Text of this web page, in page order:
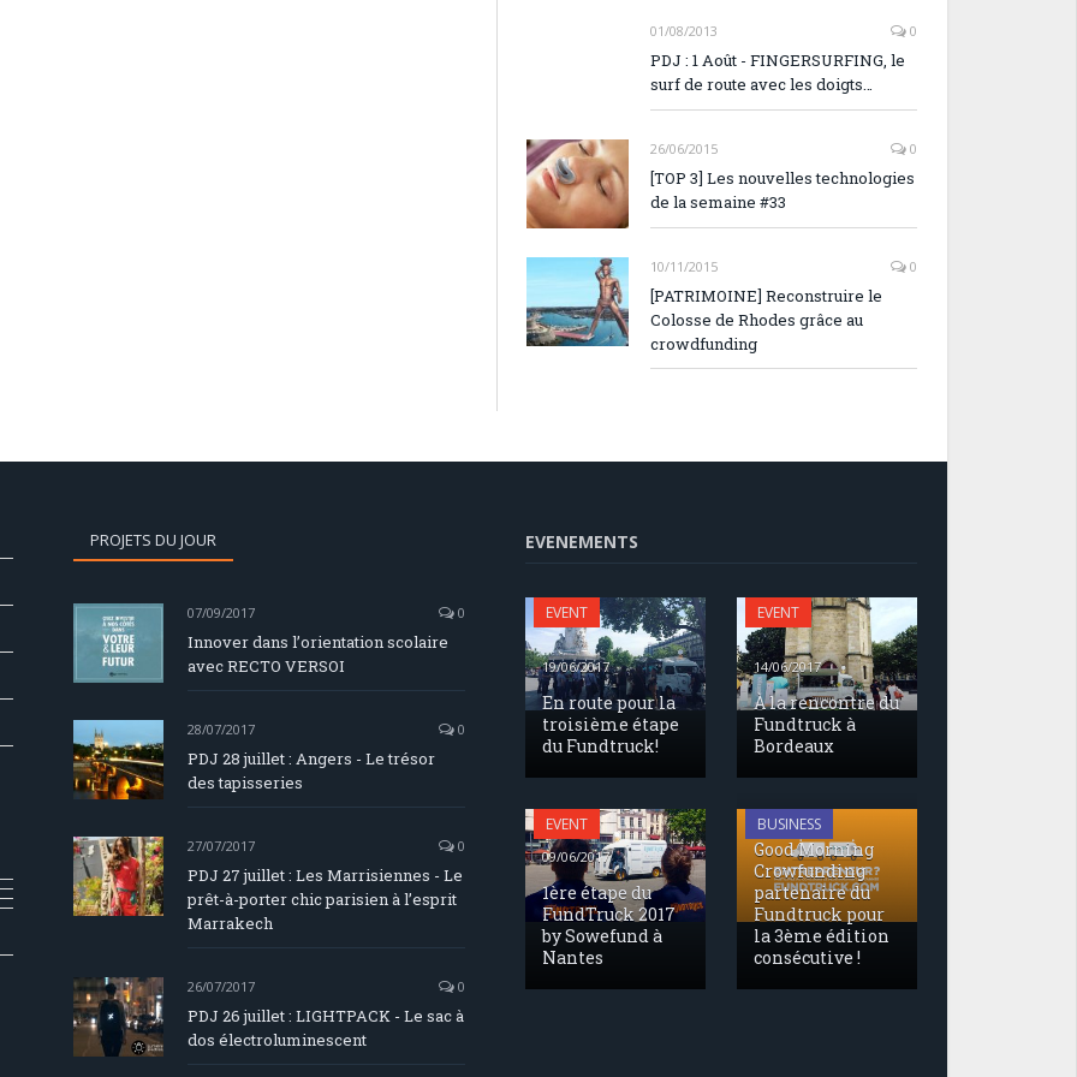
01/08/2013 0
PDJ : 1 Août - FINGERSURFING, le
surf de route avec les doigts…
26/06/2015 0
[TOP 3] Les nouvelles technologies
de la semaine #33
10/11/2015 0
[PATRIMOINE] Reconstruire le
Colosse de Rhodes grâce au
crowdfunding
PROJETS DU JOUR
07/09/2017 0
Innover dans l’orientation scolaire
avec RECTO VERSOI
28/07/2017 0
PDJ 28 juillet : Angers - Le trésor
des tapisseries
27/07/2017 0
PDJ 27 juillet : Les Marrisiennes - Le
prêt-à-porter chic parisien à l’esprit
Marrakech
26/07/2017 0
PDJ 26 juillet : LIGHTPACK - Le sac à
dos électroluminescent
EVENEMENTS
EVENT
19/06/2017
En route pour la
troisième étape
du Fundtruck!
EVENT
14/06/2017
À la rencontre du
Fundtruck à
Bordeaux
EVENT
09/06/2017
1ère étape du
FundTruck 2017
by Sowefund à
Nantes
BUSINESS
17/05/2017
Good Morning
Crowfunding
partenaire du
Fundtruck pour
la 3ème édition
consécutive !